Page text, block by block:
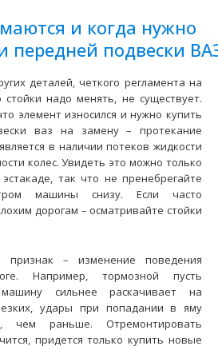
ВАЗ-2110 СААЗ (масло) в сборе
2080 грн.
и когда нужно
передней подвески
деталей, четкого регламента на
стойки надо менять, не существует.
элемент износился и нужно купить
ваз на замену – протекание
в наличии потеков жидкости
колес. Увидеть это можно только
так что не пренебрегайте
машины снизу. Если часто
дорогам – осматривайте стойки
– изменение поведения
Например, тормозной пусть
сильнее раскачивает на
удары при попадании в яму
чем раньше. Отремонтировать
придется только купить новые